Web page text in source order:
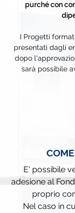
purché con
I Progetti
presentati dagli
dopo
sarà possibile
E' possibile
adesione al
proprio
​Nel caso in